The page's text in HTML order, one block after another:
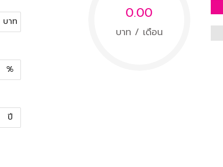
บาท
%
ปี
0.00
บาท / เดือน